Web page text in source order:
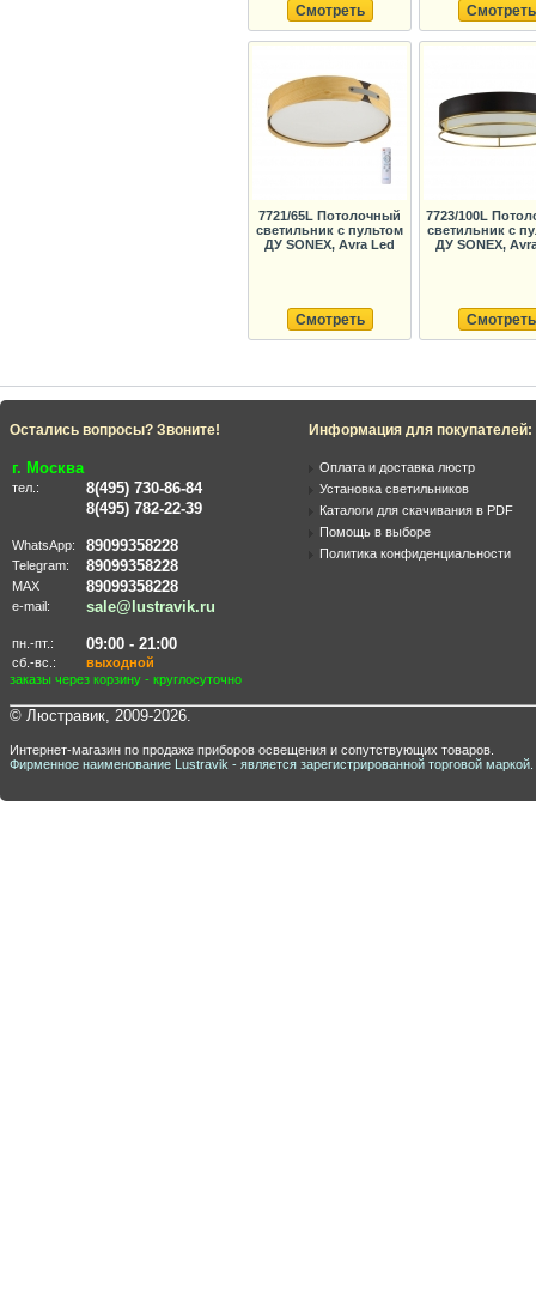
Смотреть Смотреть
7721/65L Потолочный
светильник с пультом
ДУ SONEX, Avra Led
Смотреть
7723/100L
светильник с
ДУ SONEX,
Смотреть
Остались вопросы? Звоните!
г. Москва
тел.:
8(495) 730-86-84
8(495) 782-22-39
WhatsApp: 89099358228
Telegram: 89099358228
MAX 89099358228
e-mail: sale@lustravik.ru
пн.-пт.: 09:00 - 21:00
сб.-вс.:
выходной
заказы через корзину - круглосуточно
Информация для покупателей:
Оплата и доставка люстр
Установка светильников
Каталоги для скачивания в PDF
Помощь в выборе
Политика конфиденциальности
© Люстравик, 2009-2026.
Интернет-магазин по продаже приборов освещения и сопутствующих товаров.
Фирменное наименование Lustravik - является зарегистрированной торговой